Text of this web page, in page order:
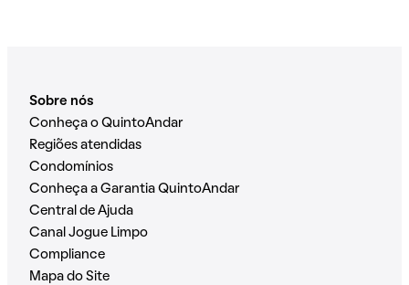
Sobre nós
Conheça o QuintoAndar
Regiões atendidas
Condomínios
Conheça a Garantia QuintoAndar
Central de Ajuda
Canal Jogue Limpo
Compliance
Mapa do Site